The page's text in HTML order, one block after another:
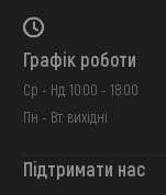
Графік роботи
Ср - Нд: 10:00 - 18:00
Пн - Вт: вихідні
Підтримати нас